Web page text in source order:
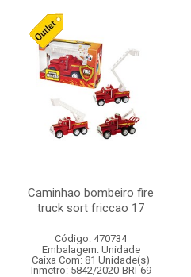
Caminhao bombeiro fire
truck sort friccao 17
Código: 470734
Embalagem: Unidade
Caixa Com: 81 Unidade(s)
Inmetro: 5842/2020-BRI-69